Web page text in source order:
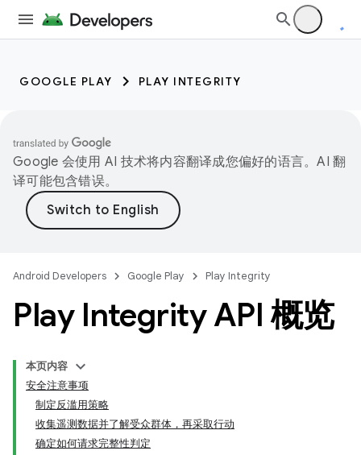
GOOGLE PLAY PLAY INTEGRITY
Google 会使用 AI 技术将内容翻译成您偏好的语言。AI 翻
译可能包含错误。
Android Developers Google Play Play Integrity
Play Integrity API 概览
本页内容
安全注意事项
制定反滥用策略
收集遥测数据并了解受众群体，再采取行动
确定如何请求完整性判定